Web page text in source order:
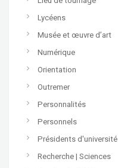
Lycéens
Musée et œuvre d’art
Numérique
Orientation
Outremer
Personnalités
Personnels
Présidents d'université
Recherche | Sciences